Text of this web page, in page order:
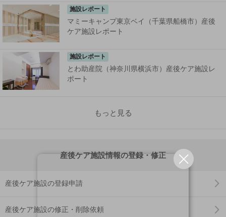
施設レポート
マミーキャンプ東京ベイ（千葉県船橋市）産後
ケア施設レポート
施設レポート
とわ助産院（神奈川県横浜市）産後ケア施設レ
ポート
もっと見る
産後ケア施設情報の登録・修正
産後ケア施設の登録申請
産後ケア施設の修正・削除依頼